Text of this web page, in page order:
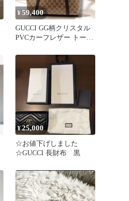
¥59,400
GUCCI GG柄クリスタル
PVCカーフレザー トート
¥25,000
☆お値下げしました
☆GUCCI 長財布 黒